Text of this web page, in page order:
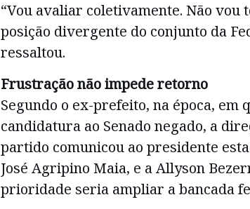
“Vou avaliar coletivamente. Não vou
posição divergente do conjunto da
ressaltou.
Frustração não impede retorno
Segundo o ex-prefeito, na época, em
candidatura ao Senado negado, a
partido comunicou ao presidente
José Agripino Maia, e a Allyson
prioridade seria ampliar a bancada